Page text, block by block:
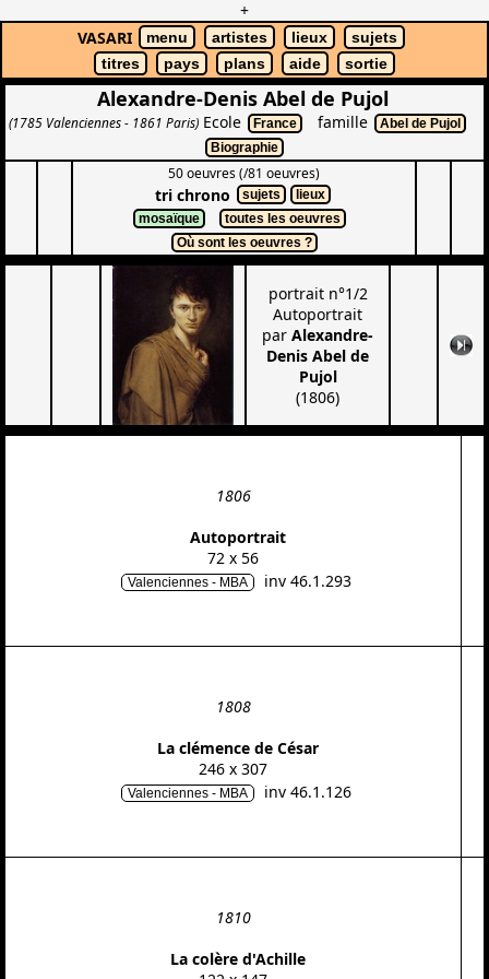
+
VASARI
menu artistes lieux
sujets
titres
pays plans aide sortie
Alexandre-Denis Abel de Pujol
(1785 Valenciennes - 1861 Paris)Ecole France famille
Abel de Pujol
Biographie
50 oeuvres (/81 oeuvres)
tri chrono sujets
lieux
mosaïque
toutes les oeuvres
Où sont les oeuvres ?
portrait n°1/2
Autoportrait
par Alexandre-
Denis Abel de
Pujol
(1806)
1806
Autoportrait
72 x 56
Valenciennes - MBA inv 46.1.293
1808
La clémence de César
246 x 307
Valenciennes - MBA inv 46.1.126
1810
La colère d'Achille